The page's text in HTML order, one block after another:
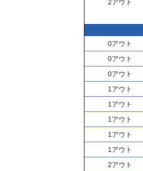
2アウト
0アウト
0アウト
0アウト
1アウト
1アウト
1アウト
1アウト
1アウト
2アウト